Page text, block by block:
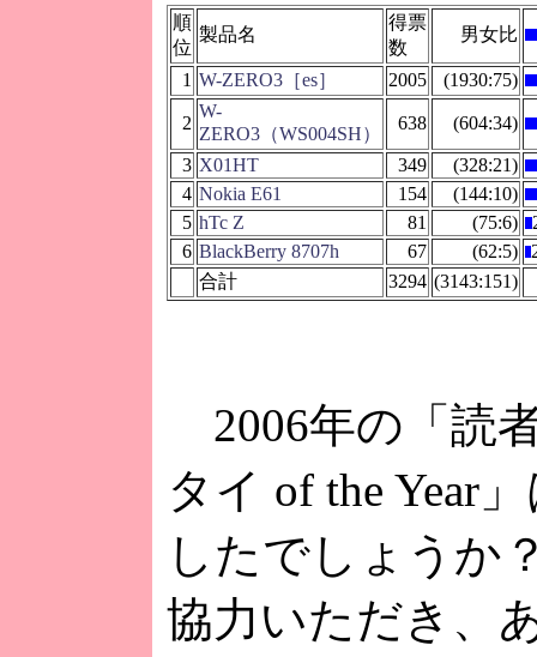
順
位
製品名
得票
数
男女比
1 W-ZERO3［es］ 2005 (1930:75)
2
W-
ZERO3（WS004SH）
638 (604:34)
3 X01HT 349
(328:21)
4 Nokia E61 154
(144:10)
5 hTc Z 81 (75:6)
6 BlackBerry 8707h 67 (62:5)
合計
3294 (3143:151)
2006年の「読
タイ of the Year
したでしょう
協力いただき、